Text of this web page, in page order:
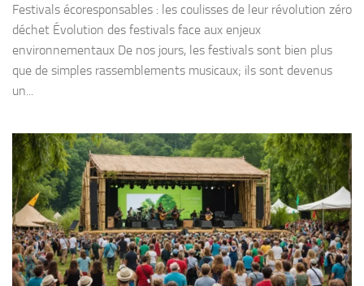
Festivals écoresponsables : les coulisses de leur révolution zéro
déchet Évolution des festivals face aux enjeux
environnementaux De nos jours, les festivals sont bien plus
que de simples rassemblements musicaux; ils sont devenus
un...